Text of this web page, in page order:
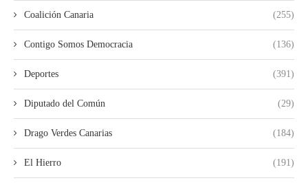
Coalición Canaria (255)
Contigo Somos Democracia (136)
Deportes (391)
Diputado del Común (29)
Drago Verdes Canarias (184)
El Hierro (191)